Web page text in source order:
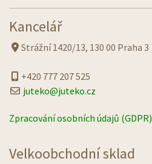
Kancelář
Strážní 1420/13, 130 00 Praha 3
+420 777 207 525
juteko@juteko.cz
Zpracování osobních údajů (GDPR)
Velkoobchodní sklad